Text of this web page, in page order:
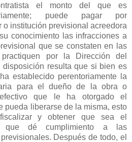
el monto del que es
puede pagar por
o institución previsional acreedora
conocimiento las infracciones a
que se constaten en las
por la Dirección del
disposición resulta que si bien es
establecido perentoriamente la
para el dueño de la obra o
que le ha otorgado el
pueda liberarse de la misma, esto
y obtener que sea el
que dé cumplimiento a las
Después de todo, el